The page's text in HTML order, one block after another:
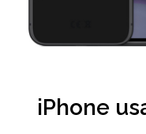
iPhone